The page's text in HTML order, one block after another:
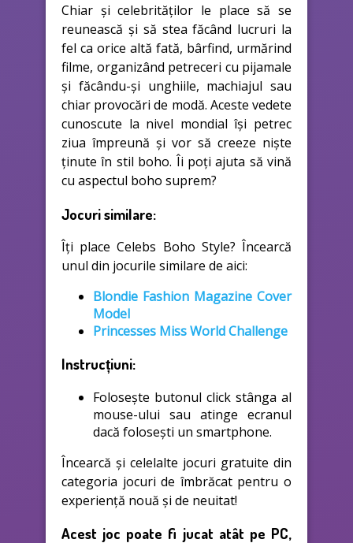
Chiar și celebrităților le place să se
reunească și să stea făcând lucruri la
fel ca orice altă fată, bârfind, urmărind
filme, organizând petreceri cu pijamale
și făcându-și unghiile, machiajul sau
chiar provocări de modă. Aceste vedete
cunoscute la nivel mondial își petrec
ziua împreună și vor să creeze niște
ținute în stil boho. Îi poți ajuta să vină
cu aspectul boho suprem?
Jocuri similare:
Îți place Celebs Boho Style? Încearcă
unul din jocurile similare de aici:
Blondie Fashion Magazine Cover
Model
Princesses Miss World Challenge
Instrucțiuni:
Folosește butonul click stânga al
mouse-ului sau atinge ecranul
dacă folosești un smartphone.
Încearcă și celelalte jocuri gratuite din
categoria jocuri de îmbrăcat pentru o
experiență nouă și de neuitat!
Acest joc poate fi jucat atât pe PC,